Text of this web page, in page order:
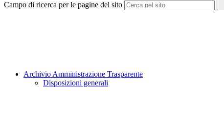
Campo di ricerca per le pagine del sito
Archivio Amministrazione Trasparente
Disposizioni generali